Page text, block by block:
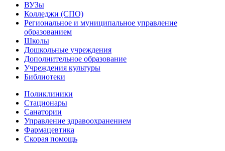
ВУЗы
Колледжи (СПО)
Региональное и муниципальное управление
образованием
Школы
Дошкольные учреждения
Дополнительное образование
Учреждения культуры
Библиотеки
Поликлиники
Стационары
Санатории
Управление здравоохранением
Фармацевтика
Скорая помощь